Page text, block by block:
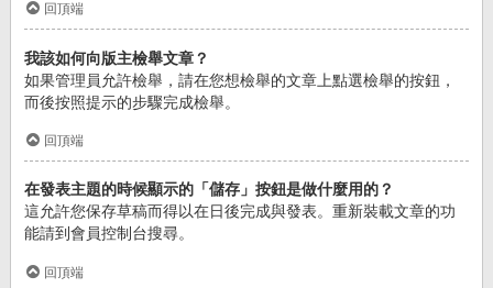
回頂端
我該如何向版主檢舉文章？
如果管理員允許檢舉，請在您想檢舉的文章上點選檢舉的按鈕，
而後按照提示的步驟完成檢舉。
回頂端
在發表主題的時候顯示的「儲存」按鈕是做什麼用的？
這允許您保存草稿而得以在日後完成與發表。重新裝載文章的功
能請到會員控制台搜尋。
回頂端